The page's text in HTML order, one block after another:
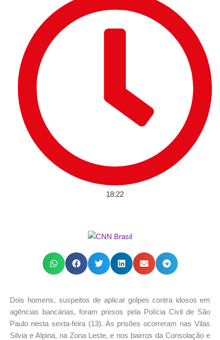
18:22
Dois homens, suspeitos de aplicar golpes contra idosos em
agências bancárias, foram presos pela Polícia Civil de São
Paulo nesta sexta-feira (13). As prisões ocorreram nas Vilas
Silvia e Alpina, na Zona Leste, e nos bairros da Consolação e